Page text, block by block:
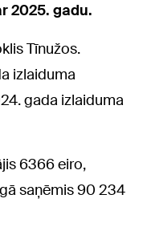
2025. gadu.
Tīnužos.
izlaiduma
gada izlaiduma
6366 eiro,
saņēmis 90 234